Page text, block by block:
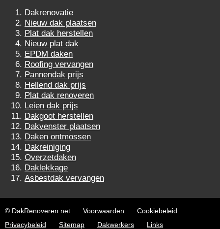
Dakrenovatie
Nieuw dak plaatsen
Plat dak herstellen
Nieuw plat dak
EPDM daken
Roofing vervangen
Pannendak prijs
Hellend dak prijs
Plat dak renoveren
Leien dak prijs
Dakgoot herstellen
Dakvenster plaatsen
Daken ontmossen
Dakreiniging
Overzetdaken
Daklekkage
Asbestdak vervangen
© DakRenoveren.net Voorwaarden
Cookiebeleid
Privacybeleid
Sitemap Dakwerkers
Links